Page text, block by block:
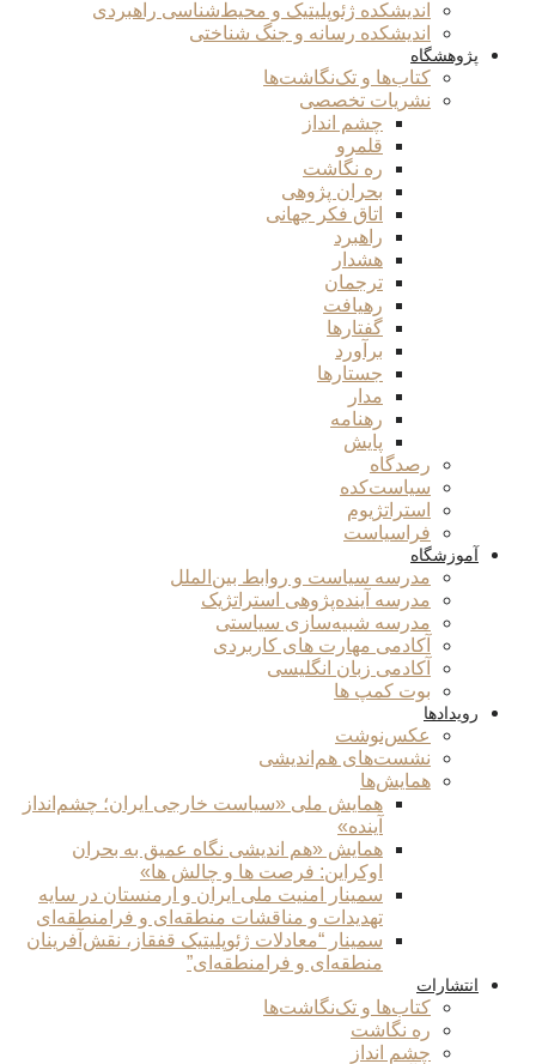
اندیشکده ژئوپلیتیک و محیط‌شناسی راهبردی
اندیشکده رسانه و جنگ شناختی
پژوهشگاه
کتاب‌ها و تک‌نگاشت‌ها
نشریات تخصصی
چشم انداز
قلمرو
ره نگاشت
بحران پژوهی
اتاق فکر جهانی
راهبرد
هشدار
ترجمان
رهیافت
گفتارها
برآورد
جستارها
مدار
رهنامه
پایش
رصدگاه
سیاست‌کده
استراتژیوم
فراسیاست
آموزشگاه
مدرسه سیاست و روابط بین‌الملل
مدرسه آینده‌پژوهی استراتژیک
مدرسه شبیه‌سازی سیاستی
آکادمی مهارت های کاربردی
آکادمی زبان انگلیسی
بوت کمپ ها
رویدادها
عکس‌نوشت
نشست‌های هم‌اندیشی
همایش‌ها
همایش ملی «سیاست خارجی ایران؛ چشم‌انداز
آینده»
همایش «هم اندیشی نگاه عمیق به بحران
اوکراین: فرصت ها و چالش ها»
سمینار امنیت ملی ایران و ارمنستان در سایه
تهدیدات و مناقشات منطقه‌ای و فرامنطقه‌ای
سمینار “معادلات ژئوپلیتیک قفقاز، نقش‌آفرینان
منطقه‌ای و فرامنطقه‌ای”
انتشارات
کتاب‌ها و تک‌نگاشت‌ها
ره نگاشت
چشم انداز